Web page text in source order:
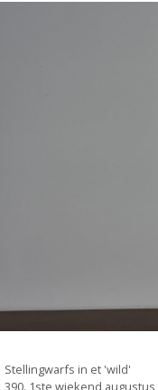
Categorieën
Stellingwarfs in et 'wild'
390. 1ste wiekend augustus